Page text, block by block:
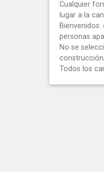
Cualquier
lugar a la
personas
No se
Todos los